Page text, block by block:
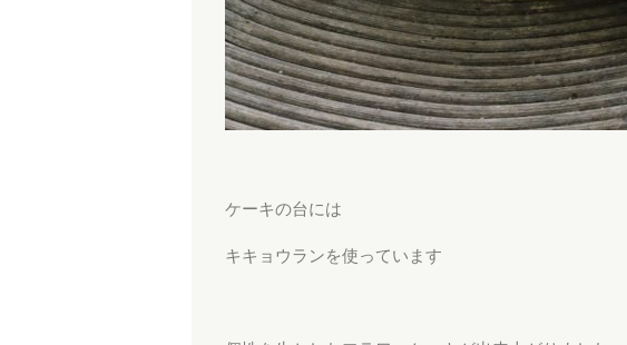
ケーキの台には
キキョウランを使っています